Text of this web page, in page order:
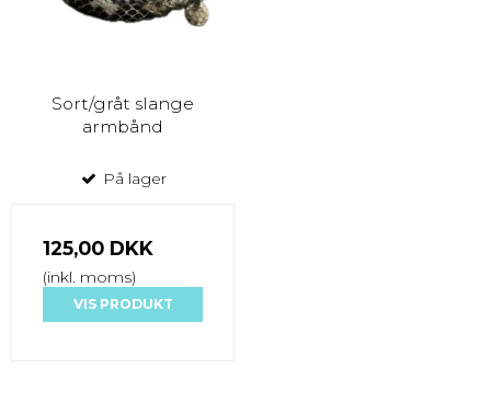
Sort/gråt slange
armbånd
På lager
125,00 DKK
(inkl. moms)
VIS PRODUKT